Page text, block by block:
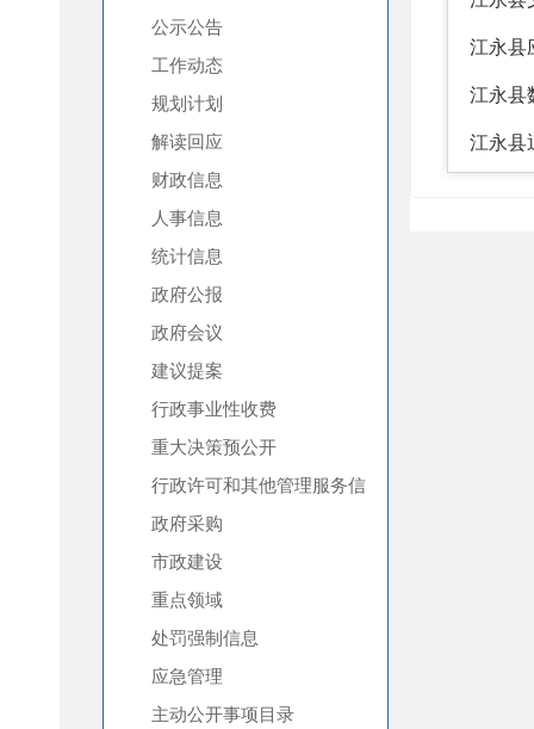
公示公告
工作动态
规划计划
解读回应
财政信息
人事信息
统计信息
政府公报
政府会议
建议提案
行政事业性收费
重大决策预公开
行政许可和其他管理服务信
息
政府采购
市政建设
重点领域
处罚强制信息
应急管理
主动公开事项目录